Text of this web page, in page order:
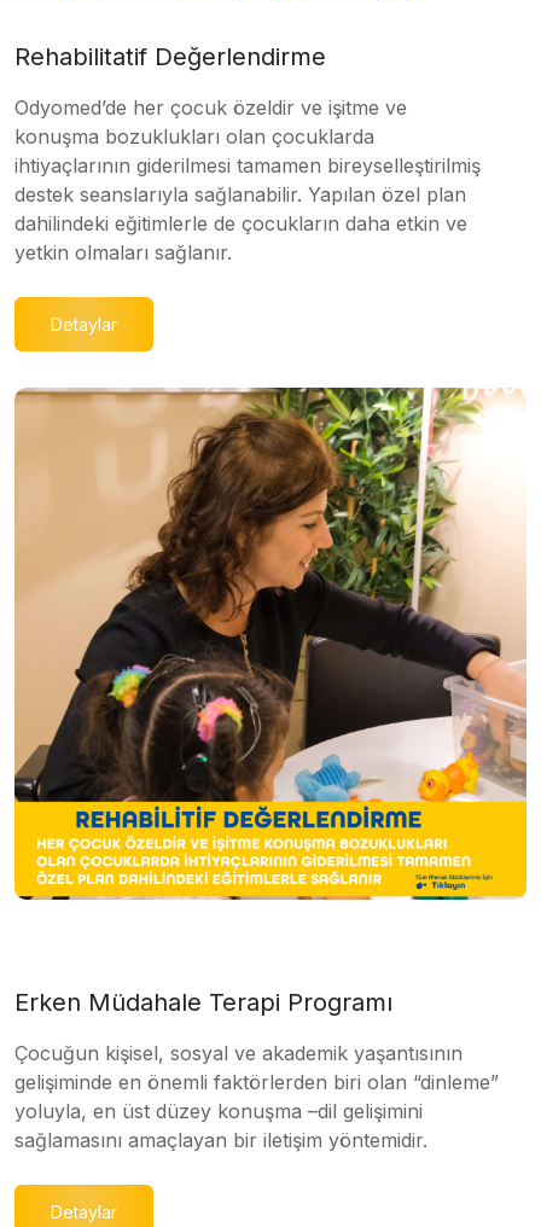
Rehabilitatif Değerlendirme
Odyomed’de her çocuk özeldir ve işitme ve
konuşma bozuklukları olan çocuklarda
ihtiyaçlarının giderilmesi tamamen bireyselleştirilmiş
destek seanslarıyla sağlanabilir. Yapılan özel plan
dahilindeki eğitimlerle de çocukların daha etkin ve
yetkin olmaları sağlanır.
Detaylar
Erken Müdahale Terapi Programı
Çocuğun kişisel, sosyal ve akademik yaşantısının
gelişiminde en önemli faktörlerden biri olan “dinleme”
yoluyla, en üst düzey konuşma –dil gelişimini
sağlamasını amaçlayan bir iletişim yöntemidir.
Detaylar